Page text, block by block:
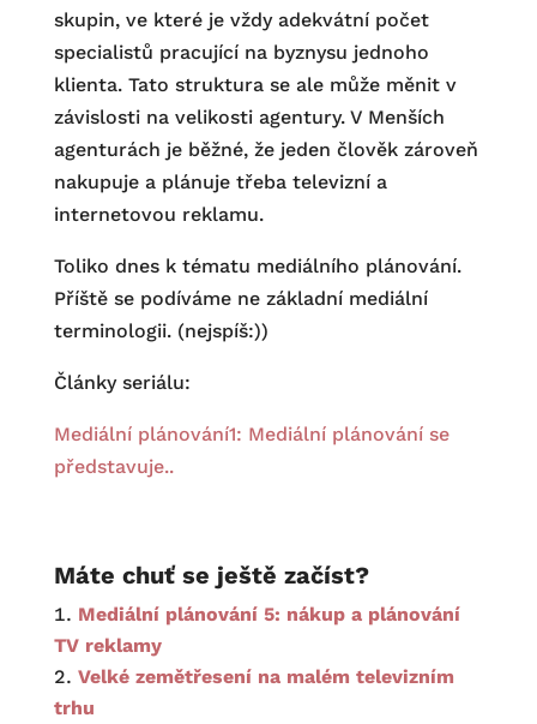
skupin, ve které je vždy adekvátní počet
specialistů pracující na byznysu jednoho
klienta. Tato struktura se ale může měnit v
závislosti na velikosti agentury. V Menších
agenturách je běžné, že jeden člověk zároveň
nakupuje a plánuje třeba televizní a
internetovou reklamu.
Toliko dnes k tématu mediálního plánování.
Příště se podíváme ne základní mediální
terminologii. (nejspíš:))
Články seriálu:
Mediální plánování1: Mediální plánování se
představuje..
Máte chuť se ještě začíst?
Mediální plánování 5: nákup a plánování
TV reklamy
Velké zemětřesení na malém televizním
trhu